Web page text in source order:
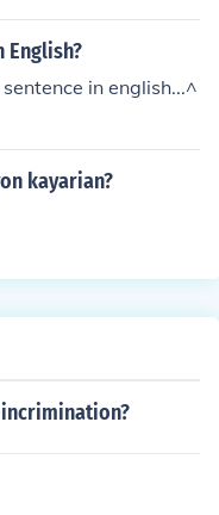
- nagsasaa
Ay!13. Pangungu
ito ng mga katagang
May pasok ngayo
English?
in english...^
kayarian?